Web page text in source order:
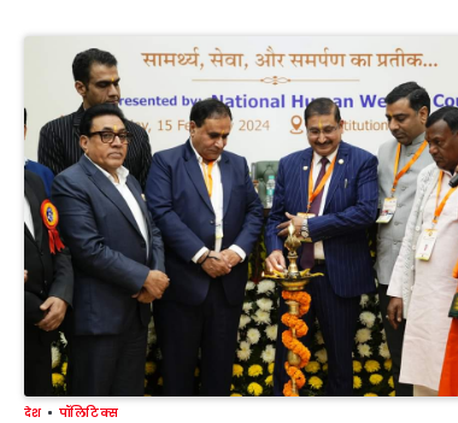
देश पॉलिटिक्स